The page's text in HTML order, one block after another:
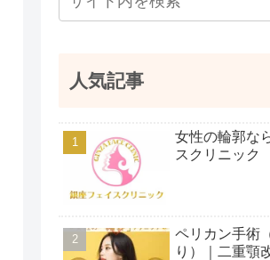
人気記事
女性の輪郭な
スクリニック
ペリカン手術
り）｜二重顎